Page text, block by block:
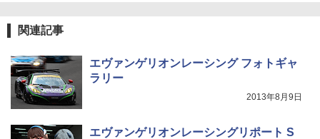
関連記事
エヴァンゲリオンレーシング フォトギャ
ラリー
2013年8月9日
エヴァンゲリオンレーシングリポート S